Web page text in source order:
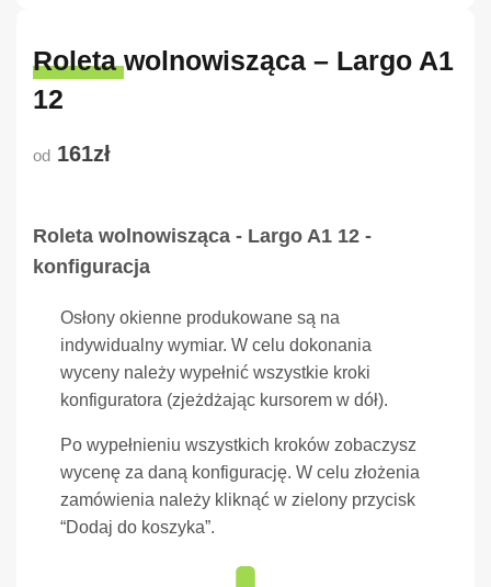
Roleta wolnowisząca – Largo A1
12
od 161zł
Roleta wolnowisząca - Largo A1 12 -
konfiguracja
Osłony okienne produkowane są na
indywidualny wymiar. W celu dokonania
wyceny należy wypełnić wszystkie kroki
konfiguratora (zjeżdżając kursorem w dół).
Po wypełnieniu wszystkich kroków zobaczysz
wycenę za daną konfigurację. W celu złożenia
zamówienia należy kliknąć w zielony przycisk
“Dodaj do koszyka”.